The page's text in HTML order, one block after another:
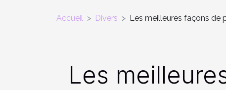
Accueil Divers Les meilleures façons de
Les